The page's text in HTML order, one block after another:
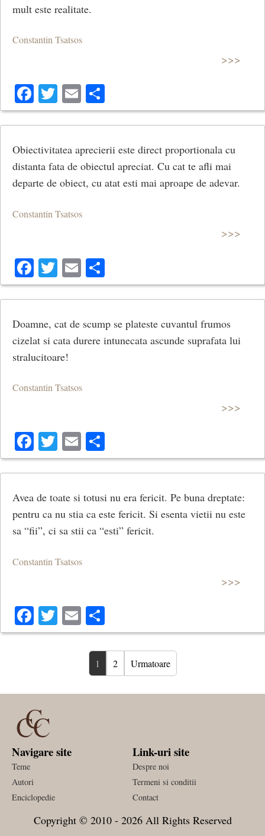
mult este realitate.
Constantin Tsatsos
>>>
Facebook
Twitter
Email
Obiectivitatea aprecierii este direct proportionala cu
distanta fata de obiectul apreciat. Cu cat te afli mai
departe de obiect, cu atat esti mai aproape de adevar.
Constantin Tsatsos
>>>
Facebook
Twitter
Email
Doamne, cat de scump se plateste cuvantul frumos
cizelat si cata durere intunecata ascunde suprafata lui
stralucitoare!
Constantin Tsatsos
>>>
Facebook
Twitter
Email
Avea de toate si totusi nu era fericit. Pe buna dreptate:
pentru ca nu stia ca este fericit. Si esenta vietii nu este
sa “fii”, ci sa stii ca “esti” fericit.
Constantin Tsatsos
>>>
Facebook
Twitter
Email
1 2 Urmatoare
Navigare site
Teme
Autori
Enciclopedie
Link-uri site
Despre noi
Termeni si conditii
Contact
Copyright © 2010 - 2026 All Rights Reserved